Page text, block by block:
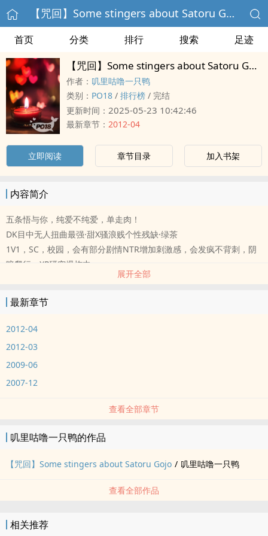
【咒回】Some stingers about Satoru Gojo
首页 分类 排行 搜索 足迹
【咒回】Some stingers about Satoru Gojo
作者： 叽里咕噜一只鸭
类别： ‌‌P‎O‌‍‎1‌‍‎8‌ / 排行榜 / 完结
更新时间： 2025-05-23 10:42:46
最新章节： 2012-04
立即阅读 章节目录 加入书架
内容简介
五条悟与你，纯爱不纯爱，单走肉！
DK目中无人扭曲最强·甜X骚浪贱个性残缺·绿茶
‎‎‍1‌‍‌V‌1‌，SC，校园，会有部分剧情NTR增加刺激感，会发疯不背刺，阴
暗爬行，XP研究爆炸中
彩蛋，时间跨度，OE结局，不为人知，正文第一人称，会修文会改
标签： 简体版 / ‍‍‎高‎‎H‍ / ‎‎‍1‌‍‌V‌1‌ / ‎‍同‎人‌‌‍ / 女性向 /
展开全部
最新章节
2012-04
2012-03
2009-06
2007-12
查看全部章节
叽里咕噜一只鸭的作品
【咒回】Some stingers about Satoru Gojo / 叽里咕噜一只鸭
查看全部作品
相关推荐